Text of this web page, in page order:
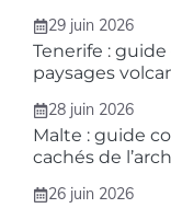
29 juin 2026
Tenerife :
paysages
28 juin 2026
Malte : guide
cachés de
26 juin 2026